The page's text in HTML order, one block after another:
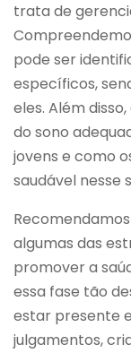
trata de
pode ser
específicos,
eles. Além
do sono
jovens e como
saudável nesse
algumas das
promover a
essa fase tão
estar presente
julgamentos,